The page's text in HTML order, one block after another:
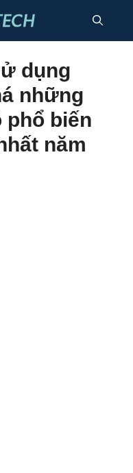
dụng
những
phổ biến
năm